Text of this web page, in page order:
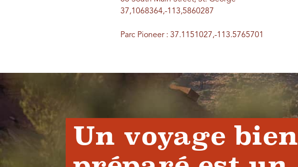
37,1068364,-113,5860287
Parc Pioneer : 37.1151027,-113.5765701
Un voyage bien